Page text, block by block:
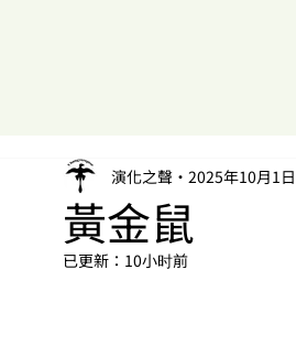
黃金鼠
演化之聲 2025年10月1日
已更新： 10小时前